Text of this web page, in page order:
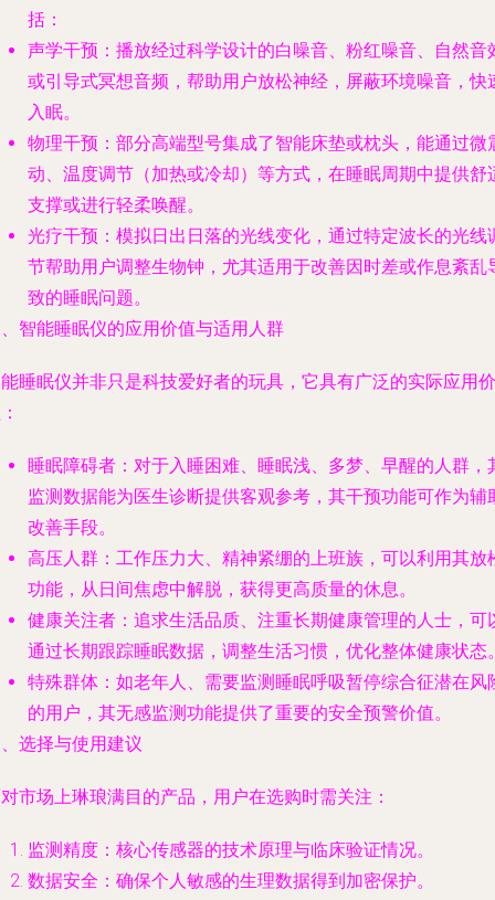
括：
声学干预 ：播放经过科学设计的白噪音、粉红噪音、自然音
或引导式冥想音频，帮助用户放松神经，屏蔽环境噪音，快
入眠。
物理干预 ：部分高端型号集成了智能床垫或枕头，能通过微
动、温度调节（加热或冷却）等方式，在睡眠周期中提供舒
支撑或进行轻柔唤醒。
光疗干预 ：模拟日出日落的光线变化，通过特定波长的光线
节帮助用户调整生物钟，尤其适用于改善因时差或作息紊乱
致的睡眠问题。
智能睡眠仪的应用价值与适用人群
睡眠仪并非只是科技爱好者的玩具，它具有广泛的实际应用价
睡眠障碍者 ：对于入睡困难、睡眠浅、多梦、早醒的人群，
监测数据能为医生诊断提供客观参考，其干预功能可作为辅
改善手段。
高压人群 ：工作压力大、精神紧绷的上班族，可以利用其放
功能，从日间焦虑中解脱，获得更高质量的休息。
健康关注者 ：追求生活品质、注重长期健康管理的人士，可
通过长期跟踪睡眠数据，调整生活习惯，优化整体健康状态
特殊群体 ：如老年人、需要监测睡眠呼吸暂停综合征潜在风
的用户，其无感监测功能提供了重要的安全预警价值。
选择与使用建议
市场上琳琅满目的产品，用户在选购时需关注：
监测精度 ：核心传感器的技术原理与临床验证情况。
数据安全 ：确保个人敏感的生理数据得到加密保护。